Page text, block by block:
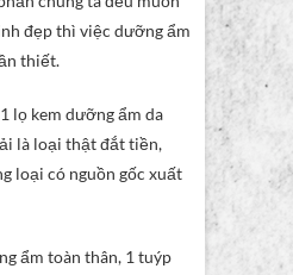
đẹp thì việc dưỡng ẩm
thiết.
lọ kem dưỡng ẩm da
là loại thật đắt tiền,
loại có nguồn gốc xuất
ẩm toàn thân, 1 tuýp